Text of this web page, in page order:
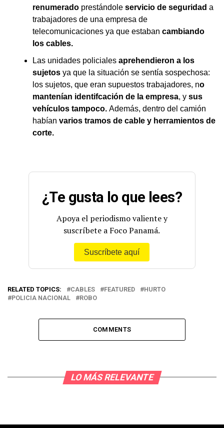
renumerado prestándole servicio de seguridad a
trabajadores de una empresa de
telecomunicaciones ya que estaban cambiando
los cables.
Las unidades policiales aprehendieron a los
sujetos ya que la situación se sentía sospechosa:
los sujetos, que eran supuestos trabajadores, no
mantenían identifcación de la empresa, y sus
vehículos tampoco. Además, dentro del camión
habían varios tramos de cable y herramientos de
corte.
¿Te gusta lo que lees?
Apoya el periodismo valiente y
suscríbete a Foco Panamá.
Suscríbete aquí
RELATED TOPICS: CABLES FEATURED
HURTO
POLICIA NACIONAL
ROBO
COMMENTS
LO MÁS RELEVANTE